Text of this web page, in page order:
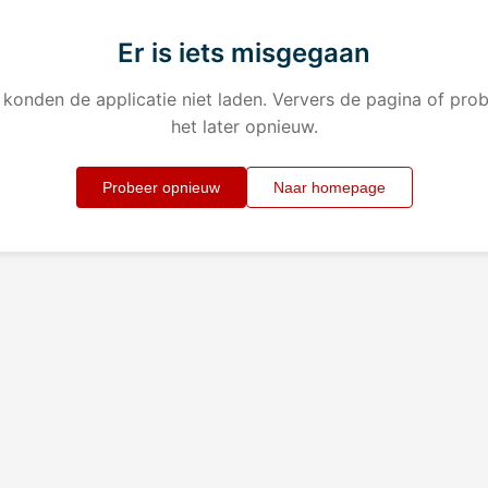
Er is iets misgegaan
konden de applicatie niet laden. Ververs de pagina of
het later opnieuw.
Probeer opnieuw Naar homepage